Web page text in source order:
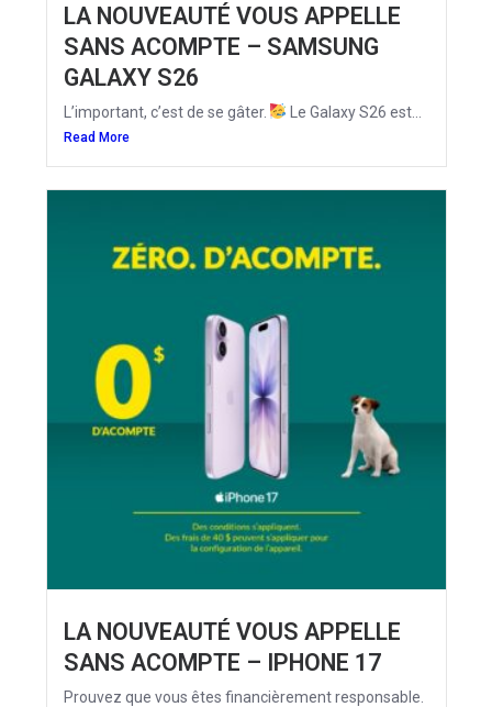
LA NOUVEAUTÉ VOUS APPELLE
SANS ACOMPTE – SAMSUNG
GALAXY S26
L’important, c’est de se gâter. Le Galaxy S26 est...
Read More
LA NOUVEAUTÉ VOUS APPELLE
SANS ACOMPTE – IPHONE 17
Prouvez que vous êtes financièrement responsable.